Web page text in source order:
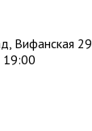
Вифанская 29